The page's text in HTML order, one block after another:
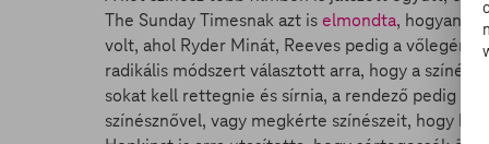
The Sunday Timesnak azt is elmondta, hogyan
volt, ahol Ryder Minát, Reeves pedig a
radikális módszert választott arra, hogy a
sokat kell rettegnie és sírnia, a rendező pedig
színésznővel, vagy megkérte színészeit, hogy